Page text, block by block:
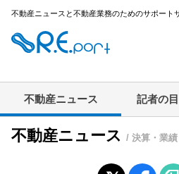
不動産ニュースと不動産業務のためのサポート
不動産ニュース 記者の目
不動産ニュース / 決算・業